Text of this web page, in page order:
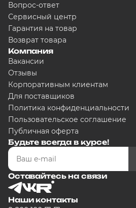
графику
Вопрос-ответ
Сервисный центр
Гарантия на товар
Возврат товара
Компания
Вакансии
Отзывы
Корпоративным клиентам
Для поставщиков
Политика конфиденциальности
Пользовательское соглашение
Публичная оферта
Будьте всегда в курсе!
Оставайтесь на связи
Наши контакты